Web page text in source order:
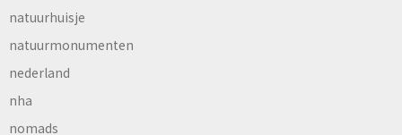
natuurhuisje
natuurmonumenten
nederland
nha
nomads